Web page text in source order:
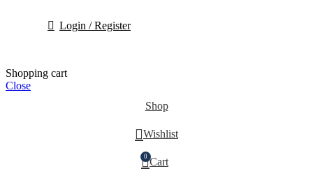
Login / Register
Shopping cart
Close
Shop
Wishlist
0 Cart